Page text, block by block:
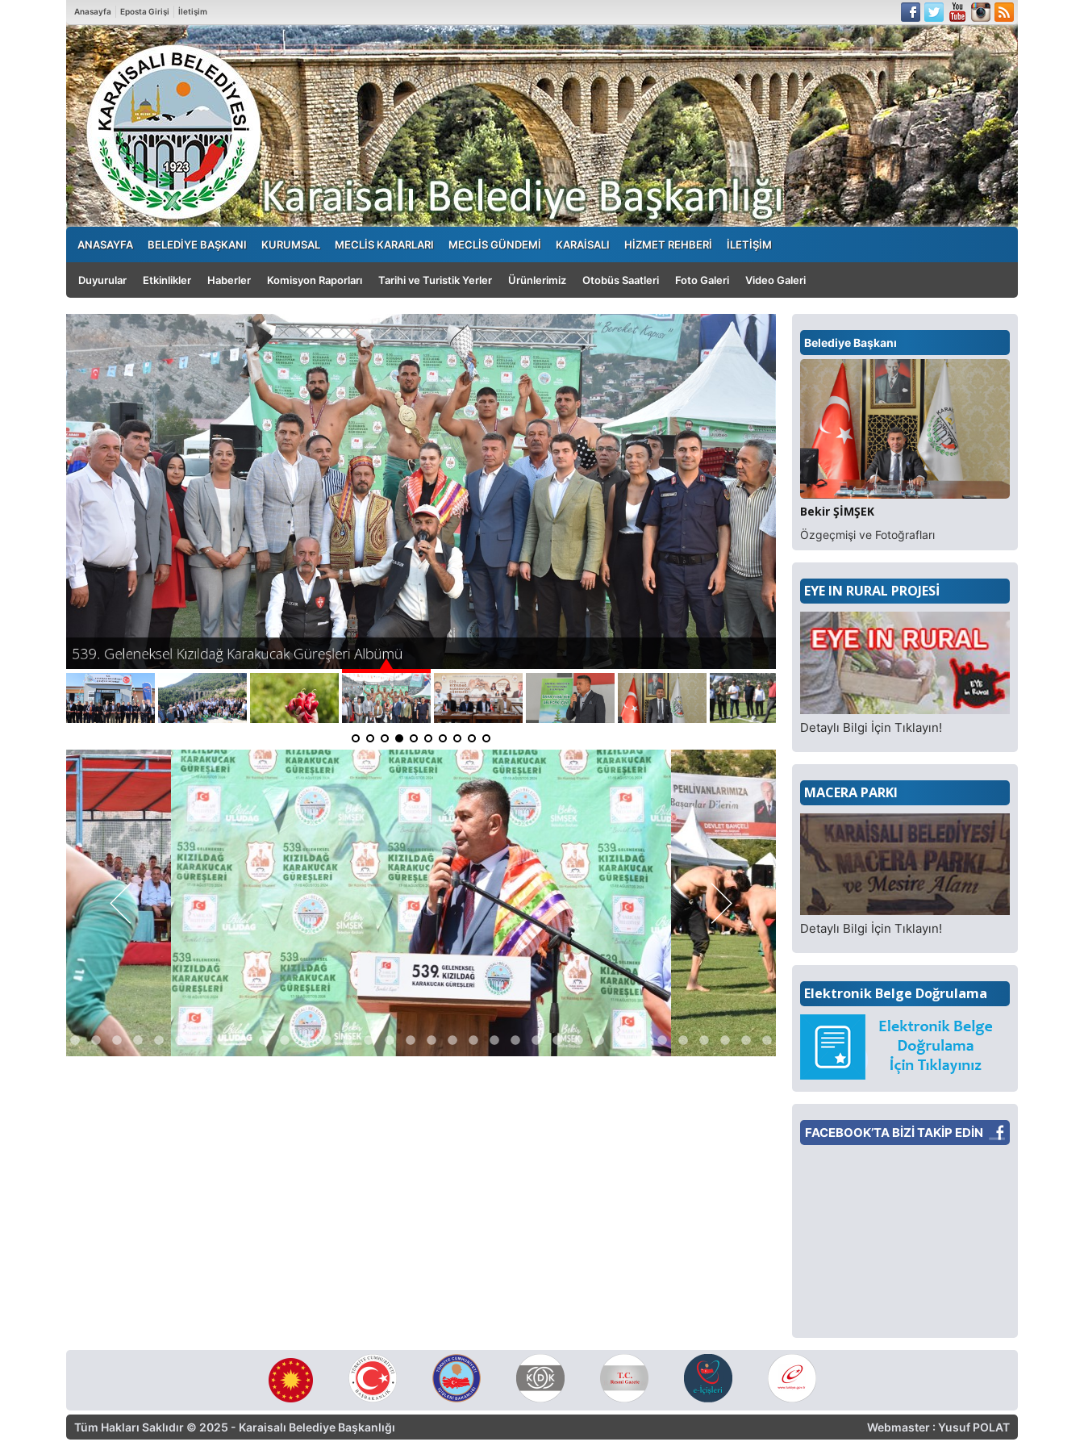
Anasayfa Eposta Girişi İletişim
2
ANASAYFA BELEDİYE BAŞKANI KURUMSAL MECLİS KARARLARI MECLİS GÜNDEMİ KARAİSALI HİZMET REHBERİ İLETİŞİM
Duyurular Etkinlikler Haberler Komisyon Raporları Tarihi ve Turistik Yerler Ürünlerimiz Otobüs Saatleri Foto Galeri Video Galeri
539. Geleneksel Kızıldağ Karakucak Güreşleri Albümü
Belediye Başkanı
Bekir ŞİMŞEK
Özgeçmişi ve Fotoğrafları
EYE IN RURAL PROJESİ
Detaylı Bilgi İçin Tıklayın!
MACERA PARKI
Detaylı Bilgi İçin Tıklayın!
Elektronik Belge Doğrulama
FACEBOOK’TA BİZİ TAKİP EDİN
Tüm Hakları Saklıdır © 2025 - Karaisalı Belediye Başkanlığı Webmaster : Yusuf POLAT